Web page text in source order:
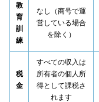
教
育
訓
練
なし（商号で運
営している場合
を除く）
税
金
すべての収入は
所有者の個人所
得として課税さ
れます